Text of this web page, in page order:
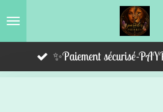
Passer
✨Paiement sécurisé-PAYPAL,C.B⭐️